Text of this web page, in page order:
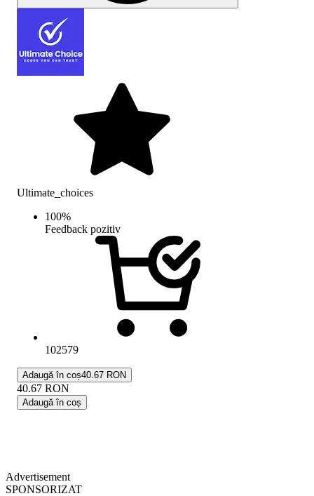
Ultimate_choices
100%
Feedback pozitiv
102579
Adaugă în coș40.67 RON
40.67 RON
Adaugă în coș
Advertisement
SPONSORIZAT